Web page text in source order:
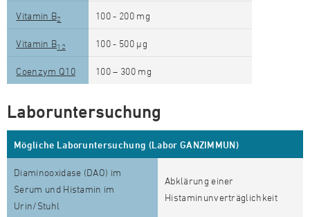
Vitamin B2 100 - 200 mg
Vitamin B12 100 - 500 µg
Coenzym Q10 100 – 300 mg
Laboruntersuchung
Mögliche Laboruntersuchung (Labor GANZIMMUN)
Diaminooxidase (DAO) im
Serum und Histamin im
Urin/Stuhl
Abklärung einer
Histaminunverträglichkeit